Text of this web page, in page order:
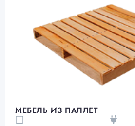
МЕБЕЛЬ ИЗ ПАЛЛЕТ